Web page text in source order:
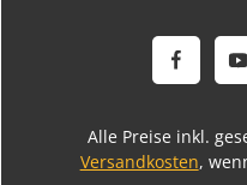
Alle Preise inkl.
Versandkosten,